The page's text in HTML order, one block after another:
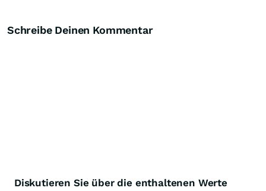
Schreibe Deinen Kommentar
Diskutieren Sie über die enthaltenen Werte